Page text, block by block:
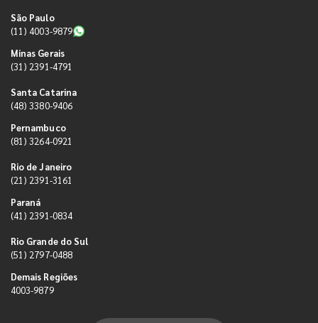
São Paulo
(11) 4003-9879
Minas Gerais
(31) 2391-4791
Santa Catarina
(48) 3380-9406
Pernambuco
(81) 3264-0921
Rio de Janeiro
(21) 2391-3161
Paraná
(41) 2391-0834
Rio Grande do Sul
(51) 2797-0488
Demais Regiões
4003-9879